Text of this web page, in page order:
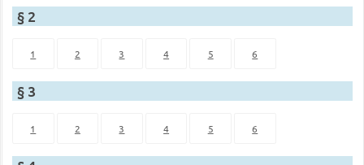
§ 2
1 2 3 4 5 6
§ 3
1 2 3 4 5 6